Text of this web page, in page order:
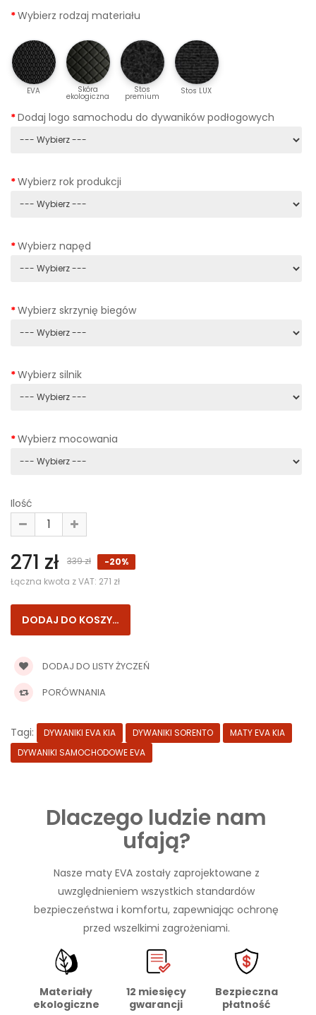
Wybierz rodzaj materiału
EVA Skóra
ekologiczna
Stos
premium
Stos LUX
Dodaj logo samochodu do dywaników podłogowych
Wybierz rok produkcji
Wybierz napęd
Wybierz skrzynię biegów
Wybierz silnik
Wybierz mocowania
Ilość
271 zł 339 zł
-20%
Łączna kwota z VAT: 271 zł
DODAJ DO LISTY ŻYCZEŃ
PORÓWNANIA
Tagi: DYWANIKI EVA KIA DYWANIKI SORENTO
MATY EVA KIA
DYWANIKI SAMOCHODOWE EVA
Dlaczego ludzie nam
ufają?
Nasze maty EVA zostały zaprojektowane z
uwzględnieniem wszystkich standardów
bezpieczeństwa i komfortu, zapewniając ochronę
przed wszelkimi zagrożeniami.
Materiały
ekologiczne
12 miesięcy
gwarancji
Bezpieczna
płatność